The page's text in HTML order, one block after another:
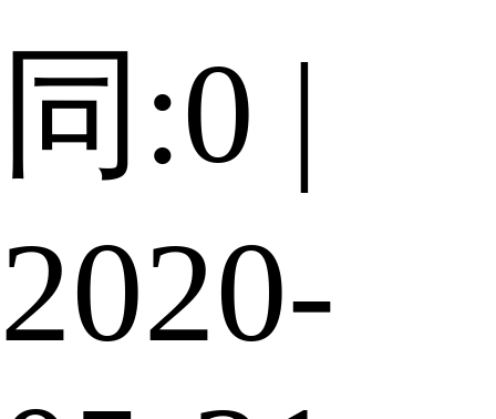
同:0 |
2020-